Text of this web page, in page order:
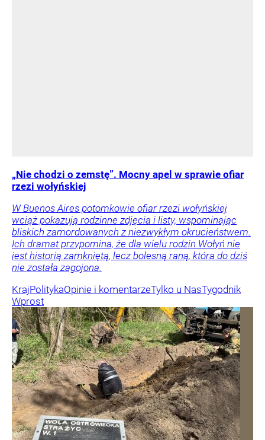
„Nie chodzi o zemstę”. Mocny apel w sprawie ofiar
rzezi wołyńskiej
W Buenos Aires potomkowie ofiar rzezi wołyńskiej
wciąż pokazują rodzinne zdjęcia i listy, wspominając
bliskich zamordowanych z niezwykłym okrucieństwem.
Ich dramat przypomina, że dla wielu rodzin Wołyń nie
jest historią zamkniętą, lecz bolesną raną, która do dziś
nie została zagojona.
KrajPolitykaOpinie i komentarzeTylko u NasTygodnik
Wprost